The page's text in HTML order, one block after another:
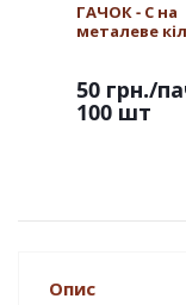
ГАЧОК - С на
металеве
50 грн./
100 шт
Опис